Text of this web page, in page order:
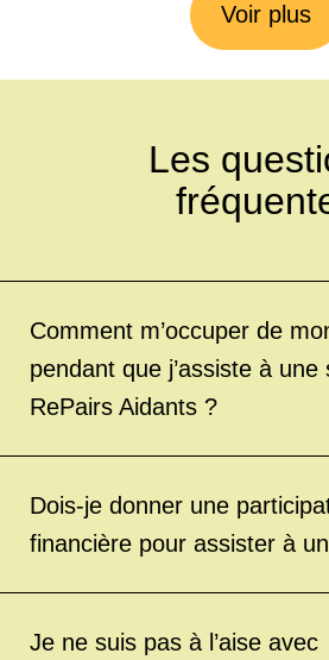
Voir plus
Les
Comment m’occuper de
pendant que j’assiste à une
RePairs Aidants ?
Dois-je donner une
financière pour assister à
Je ne suis pas à l’aise avec